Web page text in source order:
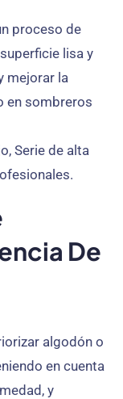
proceso de
lisa y
mejorar la
en sombreros
Serie de alta
De
algodón o
en cuenta
y